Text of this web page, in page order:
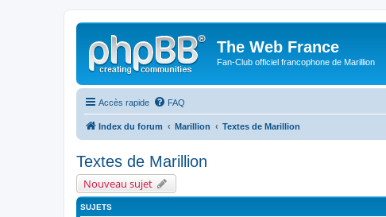
The Web France
Fan-Club officiel francophone de Marillion
Accès rapide FAQ
Index du forum Marillion Textes de Marillion
Textes de Marillion
Nouveau sujet
SUJETS